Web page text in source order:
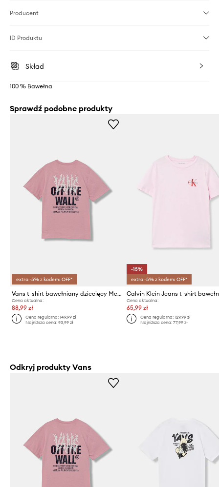
Producent
ID Produktu
Skład
100 % Bawełna
Sprawdź podobne produkty
extra -5% z kodem: OFF*
Vans t-shirt bawełniany dziecięcy Metal Wall SS
Cena aktualna:
88,99 zł
Cena regularna:149,99 zł
Najniższa cena:93,99 zł
-15%
extra -5% z kodem: OFF*
Cena aktualna:
65,99 zł
Cena regularna: 129,99 zł
Najniższa cena: 77,99 zł
Odkryj produkty Vans